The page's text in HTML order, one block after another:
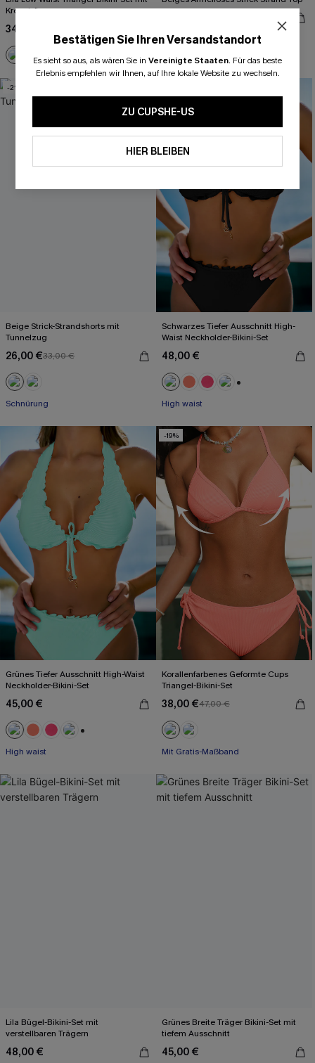
Kreuzträgern
34,00 €
-21%
Beige Strick-Strandshorts mit
Tunnelzug
26,00 €33,00 €
Schnürung
Schwarzes Tiefer Ausschnitt High-
Waist Neckholder-Bikini-Set
48,00 €
High waist
Grünes Tiefer Ausschnitt High-Waist
Neckholder-Bikini-Set
45,00 €
High waist
-19%
Korallenfarbenes Geformte Cups
Triangel-Bikini-Set
38,00 €47,00 €
Mit Gratis-Maßband
Lila Bügel-Bikini-Set mit
verstellbaren Trägern
48,00 €
Grünes Breite Träger Bikini-Set mit
tiefem Ausschnitt
45,00 €
Bestätigen Sie Ihren Versandstandort
Es sieht so aus, als wären Sie in Vereinigte Staaten. Für das beste
Erlebnis empfehlen wir Ihnen, auf Ihre lokale Website zu wechseln.
ZU CUPSHE-US
HIER BLEIBEN